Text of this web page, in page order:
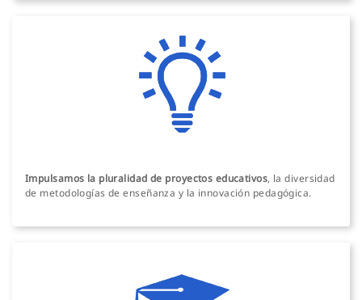
Impulsamos la pluralidad de proyectos educativos, la diversidad
de metodologías de enseñanza y la innovación pedagógica.